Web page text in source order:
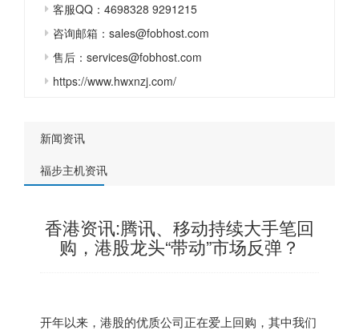
客服QQ：4698328 9291215
咨询邮箱：sales@fobhost.com
售后：services@fobhost.com
https://www.hwxnzj.com/
新闻资讯
福步主机资讯
香港资讯:腾讯、移动持续大手笔回
购，港股龙头“带动”市场反弹？
开年以来，港股的优质公司正在爱上回购，其中我们